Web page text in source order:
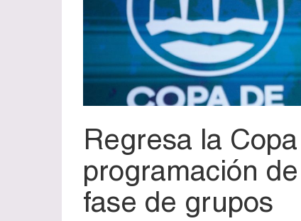
Regresa la
programación
fase de grupos